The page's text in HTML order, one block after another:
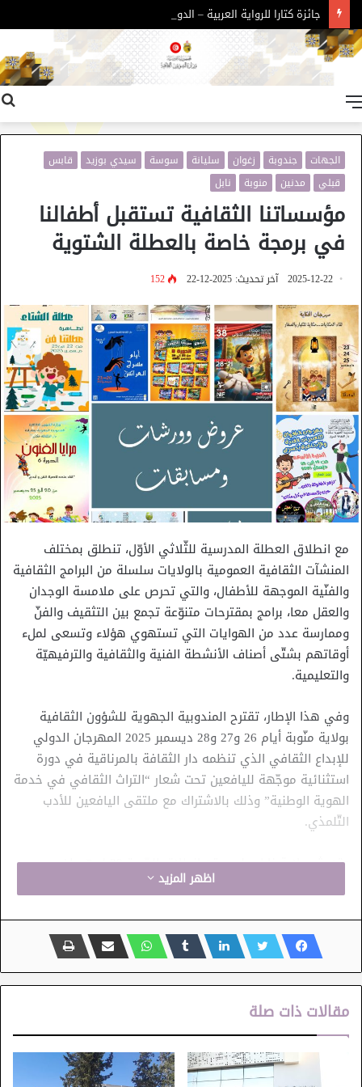
جائزة كتارا للرواية العربية – الدورة 11
الجهات جندوبة زغوان سليانة سوسة سيدي بوزيد
قابس
قبلي
مدنين منوبة نابل
مؤسساتنا الثقافية تستقبل أطفالنا
في برمجة خاصة بالعطلة الشتوية
2025-12-22 آخر تحديث: 2025-12-22 152
مع انطلاق العطلة المدرسية للثّلاثي الأوّل، تنطلق بمختلف
المنشآت الثقافية العمومية بالولايات سلسلة من البرامج الثقافية
والفنّية الموجهة للأطفال، والتي تحرص على ملامسة الوجدان
والعقل معا، برامج بمقترحات متنوّعة تجمع بين التثقيف والفنّ
وممارسة عدد من الهوايات التي تستهوي هؤلاء وتسعى لملء
أوقاتهم بشتّى أصناف الأنشطة الفنية والثقافية والترفيهيّة
والتعليمية.
وفي هذا الإطار، تقترح المندوبية الجهوية للشؤون الثقافية
بولاية منّوبة أيام 26 و27 و28 ديسمبر 2025 المهرجان الدولي
للإبداع الثقافي الذي تنظمه دار الثقافة بالمرناقية في دورة
استثنائية موجّهة لليافعين تحت شعار “التراث الثقافي في خدمة
الهوية الوطنية” وذلك بالاشتراك مع ملتقى اليافعين للأدب
التّلمذي.
وتعيش ولاية نابل على وقع انطلاق الدّورة 38 لمهرجان
وتعد هذه الدّورة بمزيد من التّشويق والتنوّع، وينتظم بالمناسبة
كرنفال المهرجان الذي يجوب عددا من شوارع المدينة فضلا عن
انعقاد الندوة العلمية يوم 23 ديسمبر 2025 و”أيام نيابوليس
للخرافة بفضاء جيلان” ومسرح الشارع الذي يقترح عددا من
العروض من البلدان المشاركة على غرار الجزائر والعراق والصين
وغيرها من الفقرات.
ومن التظاهرات الثقافية المواكبة لأجواء العطلة المدرسية بولاية
اظهر المزيد
مقالات ذات صلة